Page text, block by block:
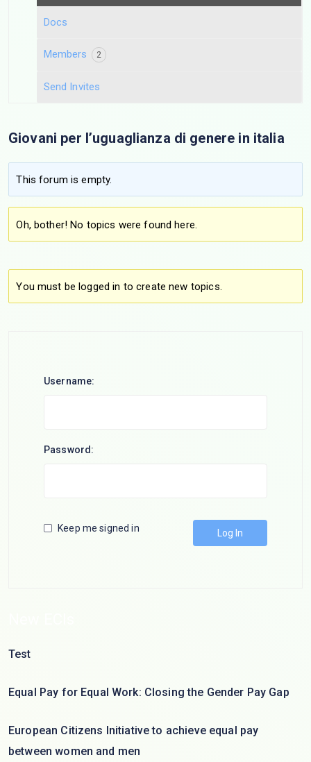
Docs
Members 2
Send Invites
Giovani per l’uguaglianza di genere in italia
This forum is empty.
Oh, bother! No topics were found here.
You must be logged in to create new topics.
Username:
Password:
Keep me signed in Log In
Test
Equal Pay for Equal Work: Closing the Gender Pay Gap
European Citizens Initiative to achieve equal pay
between women and men